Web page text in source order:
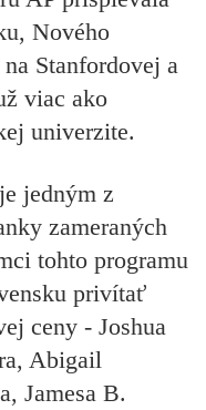
Nového
Stanfordovej a
viac ako
univerzite.
je jedným z
zameraných
tohto programu
privítať
ceny - Joshua
Abigail
Jamesa B.